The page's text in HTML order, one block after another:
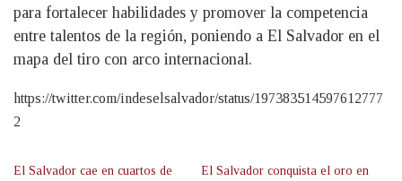
para fortalecer habilidades y promover la competencia
entre talentos de la región, poniendo a El Salvador en el
mapa del tiro con arco internacional.
https://twitter.com/indeselsalvador/status/197383514597612777
2
El Salvador cae en cuartos de
El Salvador conquista el oro en